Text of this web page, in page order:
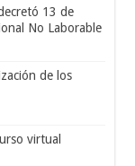
13 de
No Laborable
de los
virtual